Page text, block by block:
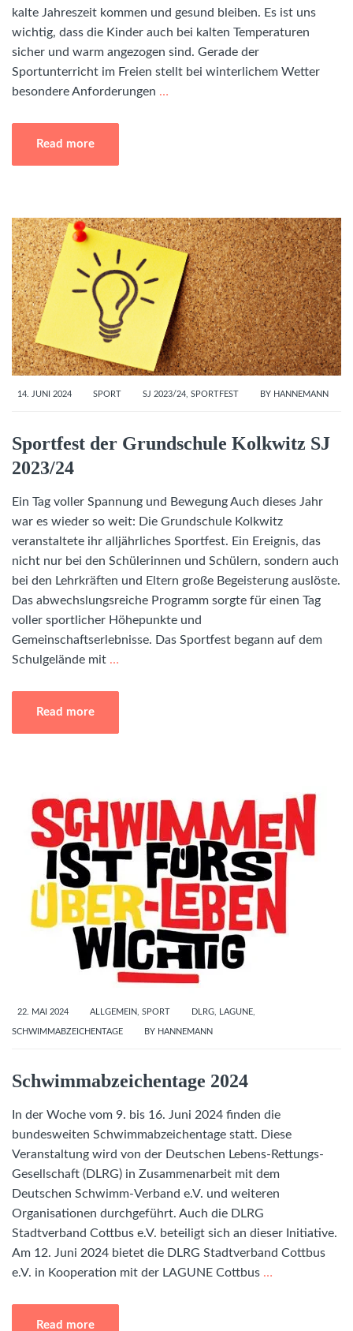
kalte Jahreszeit kommen und gesund bleiben. Es ist uns
wichtig, dass die Kinder auch bei kalten Temperaturen
sicher und warm angezogen sind. Gerade der
Sportunterricht im Freien stellt bei winterlichem Wetter
besondere Anforderungen …
Read more
14. JUNI 2024 SPORT SJ 2023/24, SPORTFEST BY HANNEMANN
Sportfest der Grundschule Kolkwitz SJ
2023/24
Ein Tag voller Spannung und Bewegung Auch dieses Jahr
war es wieder so weit: Die Grundschule Kolkwitz
veranstaltete ihr alljährliches Sportfest. Ein Ereignis, das
nicht nur bei den Schülerinnen und Schülern, sondern auch
bei den Lehrkräften und Eltern große Begeisterung auslöste.
Das abwechslungsreiche Programm sorgte für einen Tag
voller sportlicher Höhepunkte und
Gemeinschaftserlebnisse. Das Sportfest begann auf dem
Schulgelände mit …
Read more
22. MAI 2024 ALLGEMEIN, SPORT DLRG, LAGUNE,
SCHWIMMABZEICHENTAGE BY HANNEMANN
Schwimmabzeichentage 2024
In der Woche vom 9. bis 16. Juni 2024 finden die
bundesweiten Schwimmabzeichentage statt. Diese
Veranstaltung wird von der Deutschen Lebens-Rettungs-
Gesellschaft (DLRG) in Zusammenarbeit mit dem
Deutschen Schwimm-Verband e.V. und weiteren
Organisationen durchgeführt. Auch die DLRG
Stadtverband Cottbus e.V. beteiligt sich an dieser Initiative.
Am 12. Juni 2024 bietet die DLRG Stadtverband Cottbus
e.V. in Kooperation mit der LAGUNE Cottbus …
Read more